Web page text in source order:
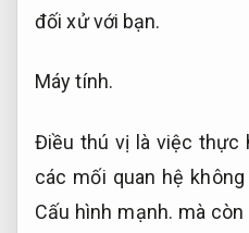
đối xử với bạn.
Máy tính.
Điều thú vị là việc thực
các mối quan hệ
Cấu hình mạnh. mà còn